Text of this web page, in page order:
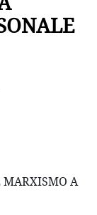
MARXISMO A